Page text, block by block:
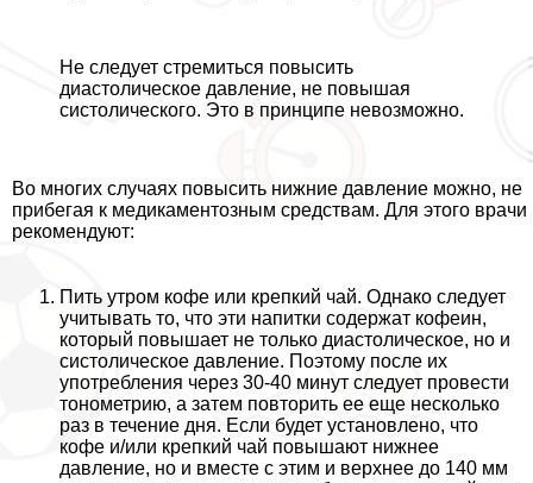
Не следует стремиться повысить
диастолическое давление, не повышая
систолического. Это в принципе невозможно.
Во многих случаях повысить нижние давление можно, не
прибегая к медикаментозным средствам. Для этого врачи
рекомендуют:
Пить утром кофе или крепкий чай. Однако следует
учитывать то, что эти напитки содержат кофеин,
который повышает не только диастолическое, но и
систолическое давление. Поэтому после их
употрeбления через 30-40 минут следует провести
тонометрию, а затем повторить ее еще несколько
раз в течение дня. Если будет установлено, что
кофе и/или крепкий чай повышают нижнее
давление, но и вместе с этим и верхнее до 140 мм